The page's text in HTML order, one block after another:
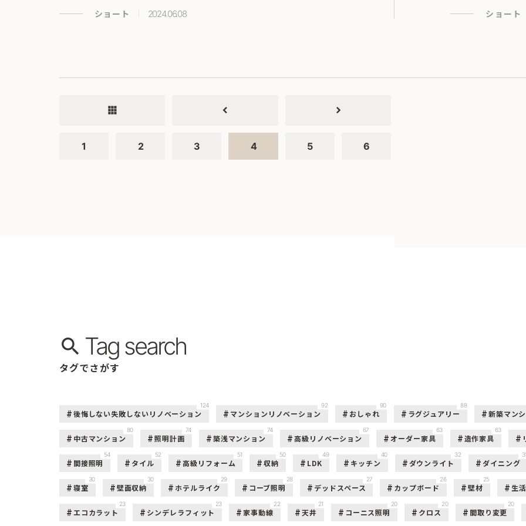
ショート 2024.06.08 ショート
apps chevron_left chevron_right
1 2 3 4 5 6
Tag search
タグでさがす
後悔しない失敗しないリノベーション
124
マンションリノベーション
92
おしゃれ
90
ラグジュアリー
88
新築マン
中古マンション
80
照明計画
74
築浅マンション
74
高級リノベーション
67
オーダー家具
63
造作家具
63
間接照明
54
タイル
52
高級リフォーム
51
収納
50
LDK
49
キッチン
40
ダウンライト
32
ダイニング
31
寝室
30
壁面収納
30
ホテルライク
29
コーブ照明
28
デッドスペース
27
カップボード
26
壁材
25
生
エコカラット
23
シンデレラフィット
23
家事動線
22
天井
21
コーニス照明
20
クロス
20
間取り変更
20